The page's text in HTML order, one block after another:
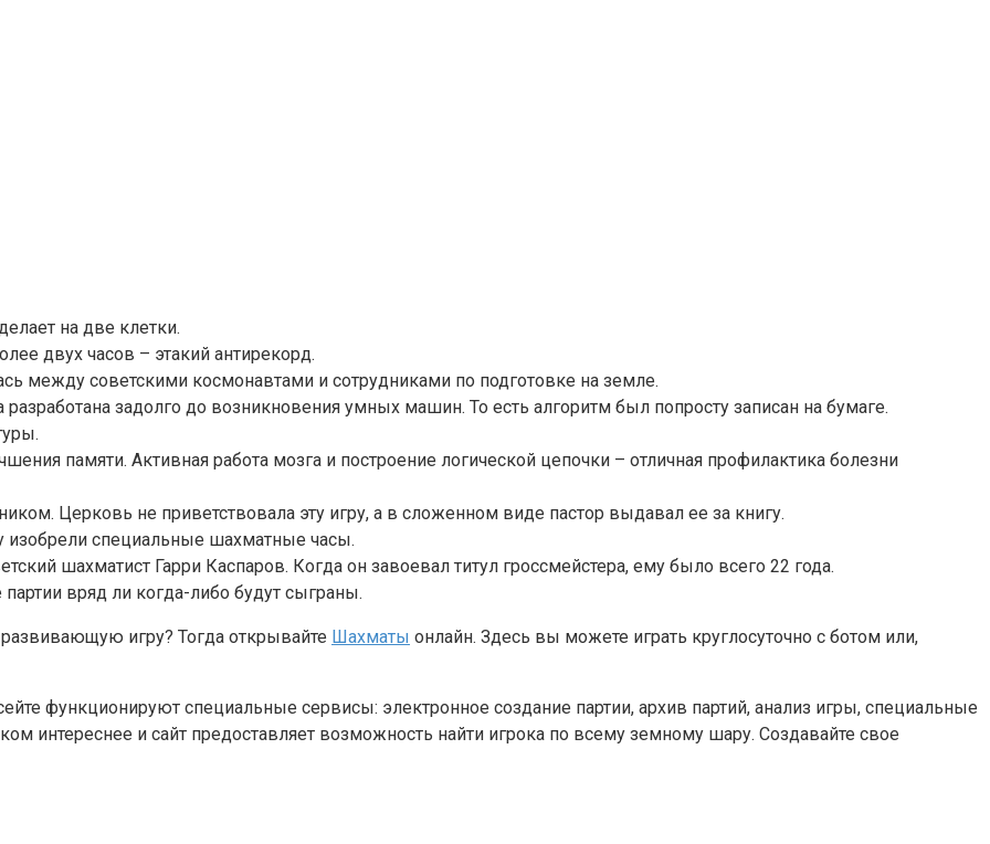
на две клетки.
двух часов – этакий антирекорд.
между советскими космонавтами и сотрудниками по подготовке на земле.
задолго до возникновения умных машин. То есть алгоритм был попросту записан на бумаге.
памяти. Активная работа мозга и построение логической цепочки – отличная профилактика болезни
Церковь не приветствовала эту игру, а в сложенном виде пастор выдавал ее за книгу.
изобрели специальные шахматные часы.
шахматист Гарри Каспаров. Когда он завоевал титул гроссмейстера, ему было всего 22 года.
вряд ли когда-либо будут сыграны.
игру? Тогда открывайте Шахматы онлайн. Здесь вы можете играть круглосуточно с ботом или,
функционируют специальные сервисы: электронное создание партии, архив партий, анализ игры, специальные
интереснее и сайт предоставляет возможность найти игрока по всему земному шару. Создавайте свое